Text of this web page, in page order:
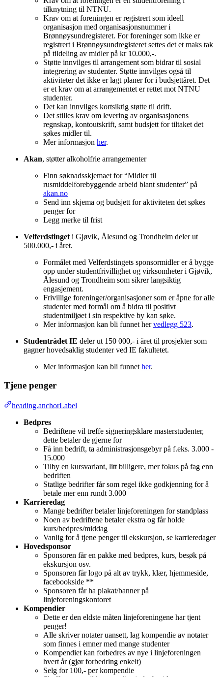
tilknytning til NTNU.
Krav om at foreningen er registrert som ideell
organisasjon med organisasjonsnummer i
Brønnøysundregisteret. For foreninger som ikke er
registrert i Brønnøysundregisteret settes det et maks tak
på tildeling av midler på kr 10.000,-.
Støtte innvilges til arrangement som bidrar til sosial
integrering av studenter. Støtte innvilges også til
aktiviteter det ikke er lagt planer for i budsjettåret. Det
er et krav om at arrangementet er rettet mot NTNU
studenter.
Det kan innvilges kortsiktig støtte til drift.
Det stilles krav om levering av organisasjonens
regnskap, kontoutskrift, samt budsjett for tiltaket det
søkes midler til.
Mer informasjon her.
Akan, støtter alkoholfrie arrangementer
Finn søknadsskjemaet for “Midler til
rusmiddelforebyggende arbeid blant studenter” på
akan.no
Send inn skjema og budsjett for aktiviteten det søkes
penger for
Legg merke til frist
Velferdstinget i Gjøvik, Ålesund og Trondheim deler ut
500.000,- i året.
Formålet med Velferdstingets sponsormidler er å bygge
opp under studentfrivillighet og virksomheter i Gjøvik,
Ålesund og Trondheim som sikrer langsiktig
engasjement.
Frivillige foreninger/organisasjoner som er åpne for alle
studenter med formål om å bidra til positivt
studentmiljøet i sin respektive by kan søke.
Mer informasjon kan bli funnet hervedlegg 523.
Studentrådet IE deler ut 150 000,- i året til prosjekter som
gagner hovedsaklig studenter ved IE fakultetet.
Mer informasjon kan bli funnet her.
Tjene penger
heading.anchorLabel
Bedpres
Bedriftene vil treffe signeringsklare masterstudenter,
dette betaler de gjerne for
Få inn bedrift, ta administrasjonsgebyr på f.eks. 3.000 -
15.000
Tilby en kursvariant, litt billigere, mer fokus på fag enn
bedriften
Statlige bedrifter får som regel ikke godkjenning for å
betale mer enn rundt 3.000
Karrieredag
Mange bedrifter betaler linjeforeningen for standplass
Noen av bedriftene betaler ekstra og får holde
kurs/bedpres/middag
Vanlig for å tjene penger til ekskursjon, se karrieredager
Hovedsponsor
Sponsoren får en pakke med bedpres, kurs, besøk på
ekskursjon osv.
Sponsoren får logo på alt av trykk, klær, hjemmeside,
facebookside **
Sponsoren får ha plakat/banner på
linjeforeningskontoret
Kompendier
Dette er den eldste måten linjeforeningene har tjent
penger!
Alle skriver notater uansett, lag kompendie av notater
som finnes i emner med mange studenter
Kompendiet kan forbedres av nye i linjeforeningen
hvert år (gjør forbedring enkelt)
Selg for 100,- per kompendie